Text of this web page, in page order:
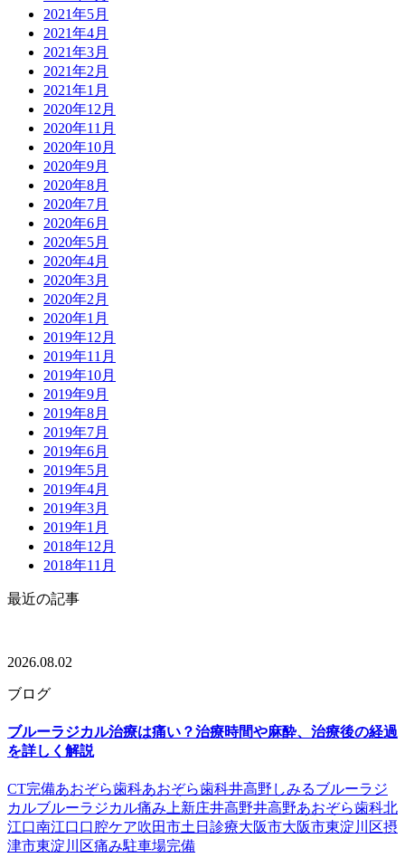
2021年5月
2021年4月
2021年3月
2021年2月
2021年1月
2020年12月
2020年11月
2020年10月
2020年9月
2020年8月
2020年7月
2020年6月
2020年5月
2020年4月
2020年3月
2020年2月
2020年1月
2019年12月
2019年11月
2019年10月
2019年9月
2019年8月
2019年7月
2019年6月
2019年5月
2019年4月
2019年3月
2019年1月
2018年12月
2018年11月
最近の記事
2026.08.02
ブログ
ブルーラジカル治療は痛い？治療時間や麻酔、治療後の経過
を詳しく解説
CT完備あおぞら歯科あおぞら歯科井高野 しみるブルーラジ
カルブルーラジカル痛み 上新庄井高野井高野あおぞら歯科北
江口南江口口腔ケア吹田市土日診療大阪市大阪市東淀川区摂
津市東淀川区痛み駐車場完備